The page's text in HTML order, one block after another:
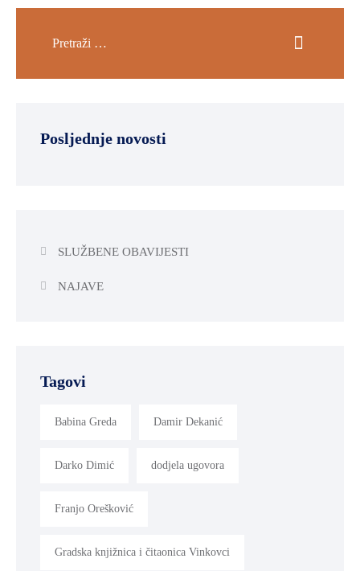
Posljednje novosti
SLUŽBENE OBAVIJESTI
NAJAVE
Tagovi
Babina Greda Damir Dekanić
Darko Dimić dodjela ugovora
Franjo Orešković
Gradska knjižnica i čitaonica Vinkovci